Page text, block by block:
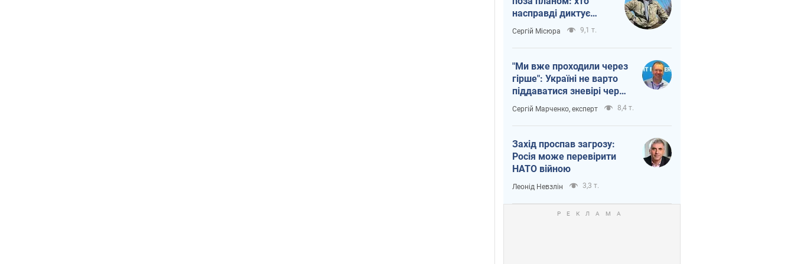
насправді диктує
темп війни
Сергій Місюра 9,1 т.
"Ми вже проходили через
гірше": Україні не варто
піддаватися зневірі через
ракетний терор
Сергій Марченко, експерт 8,4 т.
Захід проспав загрозу:
Росія може перевірити
НАТО війною
Леонід Невзлін 3,3 т.